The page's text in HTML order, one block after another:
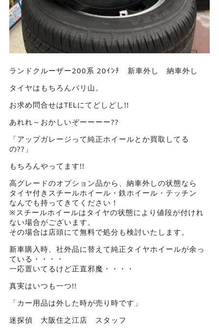
ランドクルーザー200系 20ｲﾝﾁ 新車外し 納車外し
タイヤはもちろんバリ山。
お求め問合せはTELにてどしどし!!
あれれ～おかしいぞーーーー??
「アップガレージって純正ホイールとか買取してる
の??」
もちろんやってます!!
高グレードのオプション品から、納車外しの状態なら
タイヤ付きスチールホイール・鉄ホイール・テッチン
なんでも持ってきてください！
※スチールホイールはタイヤの状態により値段が付けれ
ない場合がございます。
その場合は店頭にて無料で処分も検討いたします。
新車購入時、社外品に替えて純正タイヤホイールが余っ
ている・・・・
一応置いてるけど正直邪魔・・・・
真実はいつも一つ!!
「カー用品は外した時が売り時です」
迷探偵 大阪住之江店 スタッフ